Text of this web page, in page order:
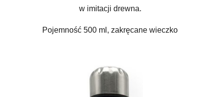
w imitacji drewna.
Pojemność 500 ml, zakręcane wieczko